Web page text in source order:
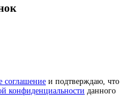
соглашение и подтверждаю, что
конфиденциальности данного